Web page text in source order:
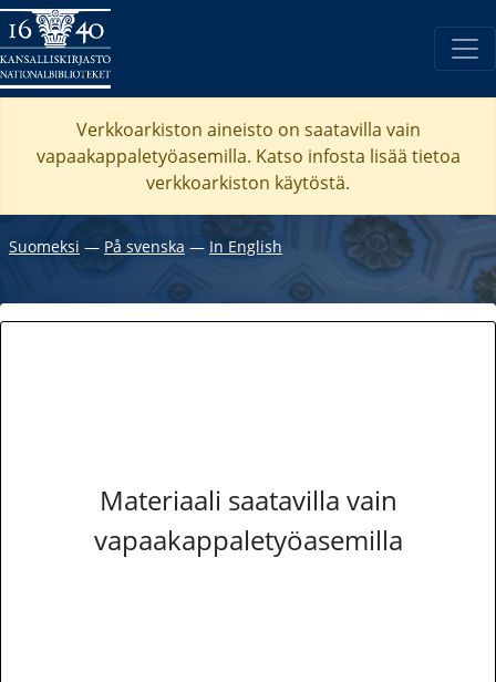
Verkkoarkiston aineisto on saatavilla vain
vapaakappaletyöasemilla. Katso infosta lisää tietoa
verkkoarkiston käytöstä.
Suomeksi ― På svenska ― In English
Materiaali saatavilla vain
vapaakappaletyöasemilla